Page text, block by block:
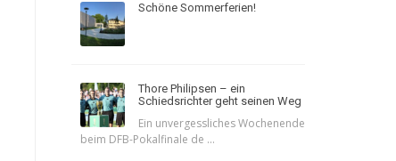
Schöne Sommerferien!
Thore Philipsen – ein
Schiedsrichter geht seinen Weg
Ein unvergessliches Wochenende
beim DFB-Pokalfinale de ...